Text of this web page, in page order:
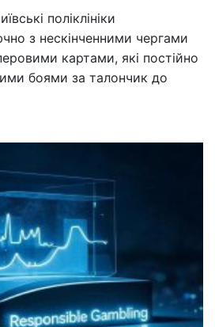
поліклініки
з нескінченними чергами
картами, які постійно
боями за талончик до